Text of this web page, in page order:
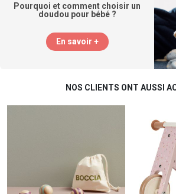
Pourquoi et comment choisir un
doudou pour bébé ?
En savoir +
NOS CLIENTS ONT AUSSI